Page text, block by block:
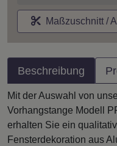
Maßzuschnitt /
Beschreibung
Mit der Auswahl von
Vorhangstange Modell
erhalten Sie ein
Fensterdekoration aus